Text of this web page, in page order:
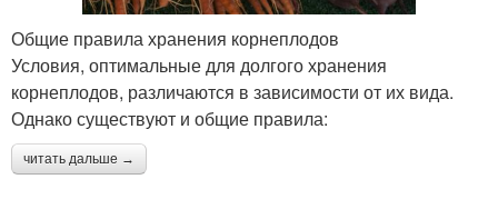
Общие правила хранения корнеплодов
Условия, оптимальные для долгого хранения
корнеплодов, различаются в зависимости от их вида.
Однако существуют и общие правила:
читать дальше →